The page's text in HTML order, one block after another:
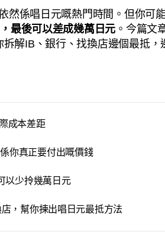
然係唱日元嘅熱門時間。但你可
最後可以差成幾萬日元 。今篇文
拆解IB、銀行、找換店邊個最抵，
成本差距
你真正要付出嘅價錢
以少拎幾萬日元
，幫你揀出唱日元最抵方法